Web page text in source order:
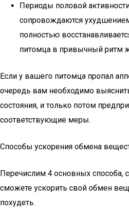
Периоды половой
сопровождаются
полностью
питомца в привычный ритм
Если у вашего питомца пропал
очередь вам необходимо
состояния, и только потом
соответствующие меры.
Способы ускорения обмена
Перечислим 4 основных
сможете ускорить свой обмен
похудеть.